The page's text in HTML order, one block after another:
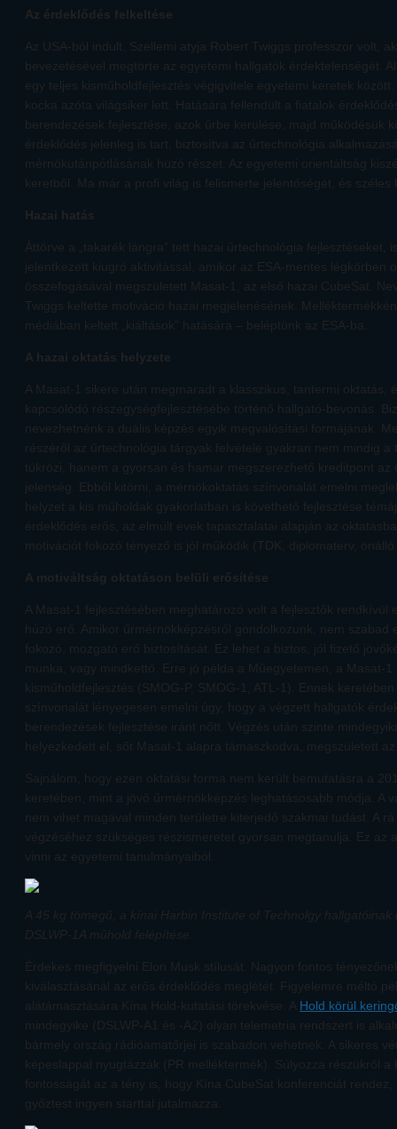
Az érdeklődés felkeltése
Az USA-ból indult. Szellemi atyja Robert Twiggs professzor volt,
bevezetésével megtörte az egyetemi hallgatók érdektelenségét.
egy teljes kisműholdfejlesztés végigvitele egyetemi keretek
kocka azóta világsiker lett. Hatására fellendült a fiatalok
berendezések fejlesztése, azok űrbe kerülése, majd működésük
érdeklődés jelenleg is tart, biztosítva az űrtechnológia
mérnökutánpótlásának húzó részét. Az egyetemi orientáltság
keretből. Ma már a profi világ is felismerte jelentőségét, és széles
Hazai hatás
Áttörve a „takarék lángra” tett hazai űrtechnológia fejlesztéseket,
jelentkezett kiugró aktivitással, amikor az ESA-mentes légkörben
összefogásával megszületett Masat-1, az első hazai CubeSat.
Twiggs keltette motiváció hazai megjelenésének.
médiában keltett „kiáltások” hatására – beléptünk az ESA-ba.
A hazai oktatás helyzete
A Masat-1 sikere után megmaradt a klasszikus, tantermi oktatás,
kapcsolódó részegységfejlesztésébe történő hallgató-bevonás.
nevezhetnénk a duális képzés egyik megvalósítási formájának.
részéről az űrtechnológia tárgyak felvétele gyakran nem mindig a
tükrözi, hanem a gyorsan és hamar megszerezhető kreditpont az
jelenség. Ebből kitörni, a mérnökoktatás színvonalát emelni
helyzet a kis műholdak gyakorlatban is követhető fejlesztése
érdeklődés erős, az elmúlt évek tapasztalatai alapján az
motivációt fokozó tényező is jól működik (TDK, diplomaterv,
A motiváltság oktatáson belüli erősítése
A Masat-1 fejlesztésében meghatározó volt a fejlesztők rendkívül
húzó erő. Amikor űrmérnökképzésről gondolkozunk, nem szabad
fokozó, mozgató erő biztosítását. Ez lehet a biztos, jól fizető
munka, vagy mindkettő. Erre jó példa a Műegyetemen, a Masat-1
kisműholdfejlesztés (SMOG-P, SMOG-1, ATL-1). Ennek
színvonalát lényegesen emelni úgy, hogy a végzett hallgatók
berendezések fejlesztése iránt nőtt. Végzés után szinte
helyezkedett el, sőt Masat-1 alapra támaszkodva, megszületett
Sajnálom, hogy ezen oktatási forma nem került bemutatásra a
keretében, mint a jövő űrmérnökképzés leghatásosabb módja. A
nem vihet magával minden területre kiterjedő szakmai tudást. A
végzéséhez szükséges részismeretet gyorsan megtanulja. Ez az
vinni az egyetemi tanulmányaiból.
A 45 kg tömegű, a kínai Harbin Institute of Technolgy
DSLWP-1A műhold felépítése.
Érdekes megfigyelni Elon Musk stílusát. Nagyon fontos
kiválasztásánál az erős érdeklődés meglétét. Figyelemre méltó
alátámasztására Kína Hold-kutatási törekvése. A Hold körül
mindegyike (DSLWP-A1 és -A2) olyan telemetria rendszert is
bármely ország rádióamatőrjei is szabadon vehetnek. A sikeres
képeslappal nyugtázzák (PR melléktermék). Súlyozza részükről
fontosságát az a tény is, hogy Kína CubeSat konferenciát
győztest ingyen starttal jutalmazza.